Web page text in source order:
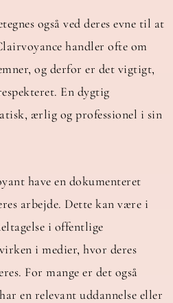
også ved deres evne til at
handler ofte om
og derfor er det vigtigt,
En dygtig
ærlig og professionel i sin
have en dokumenteret
arbejde. Dette kan være i
i offentlige
i medier, hvor deres
For mange er det også
en relevant uddannelse eller